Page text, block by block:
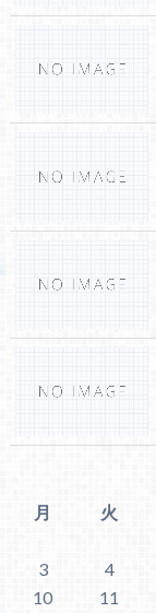
月
火
3
4
10
11